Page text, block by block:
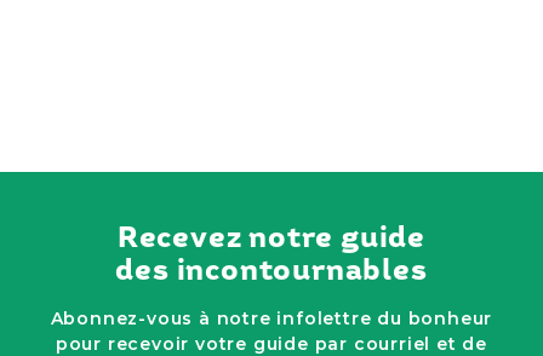
Recevez notre guide
des incontournables
Abonnez-vous à notre infolettre du bonheur
pour recevoir votre guide par courriel et de